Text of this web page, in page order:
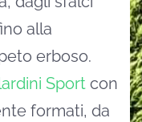
alla
erboso.
Sport con
formati, da